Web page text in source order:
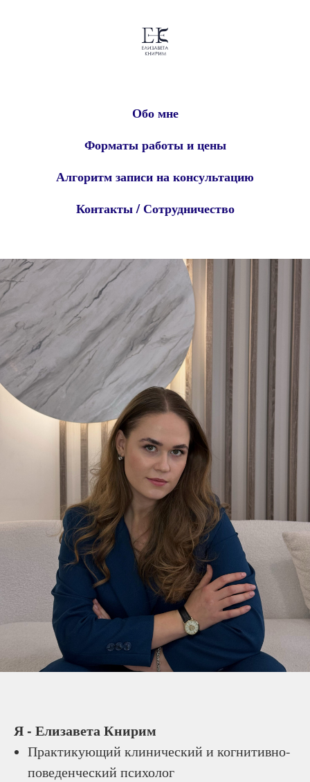
Обо мне
Форматы работы и цены
Алгоритм записи на консультацию
Контакты / Сотрудничество
Я - Елизавета Книрим
Практикующий клинический и когнитивно-
поведенческий психолог